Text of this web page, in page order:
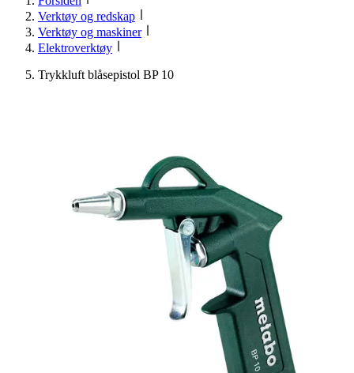
Verktøy og redskap
Verktøy og maskiner
Elektroverktøy
Trykkluft blåsepistol BP 10